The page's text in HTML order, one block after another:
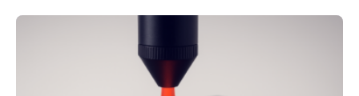
Nichtmetallen vorkommt und insbesondere für
Sensorik und Elektrotechnik von Interesse ist. Über ihre
Erkenntnisse berichten die Forschenden im Journal of